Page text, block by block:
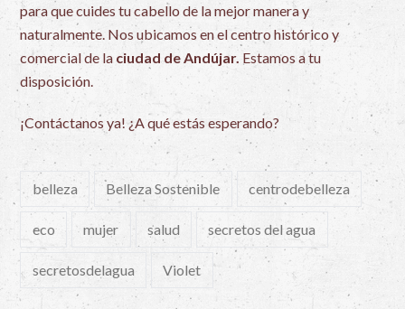
para que cuides tu cabello de la mejor manera y
naturalmente. Nos ubicamos en el centro histórico y
comercial de la ciudad de Andújar. Estamos a tu
disposición.
¡Contáctanos ya! ¿A qué estás esperando?
belleza Belleza Sostenible centrodebelleza
eco mujer salud secretos del agua
secretosdelagua Violet